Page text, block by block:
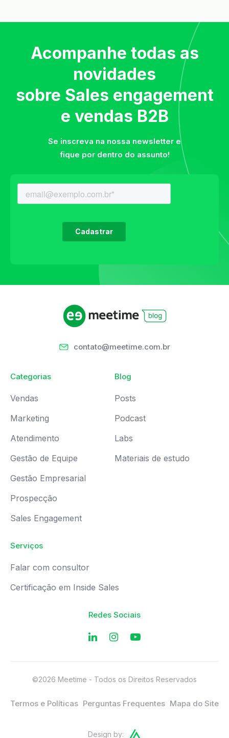
Acompanhe todas as
novidades
sobre Sales engagement
e vendas B2B
Se inscreva na nossa newsletter e
fique por dentro do assunto!
contato@meetime.com.br
Categorias
Vendas
Marketing
Atendimento
Gestão de Equipe
Gestão Empresarial
Prospecção
Sales Engagement
Blog
Posts
Podcast
Labs
Materiais de estudo
Serviços
Falar com consultor
Certificação em Inside Sales
Redes Sociais
©2026 Meetime - Todos os Direitos Reservados
Termos e Políticas Perguntas Frequentes Mapa do Site
Design by: